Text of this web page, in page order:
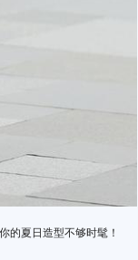
的夏日造型不够时髦！